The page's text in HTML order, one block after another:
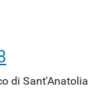
di Sant'Anatolia